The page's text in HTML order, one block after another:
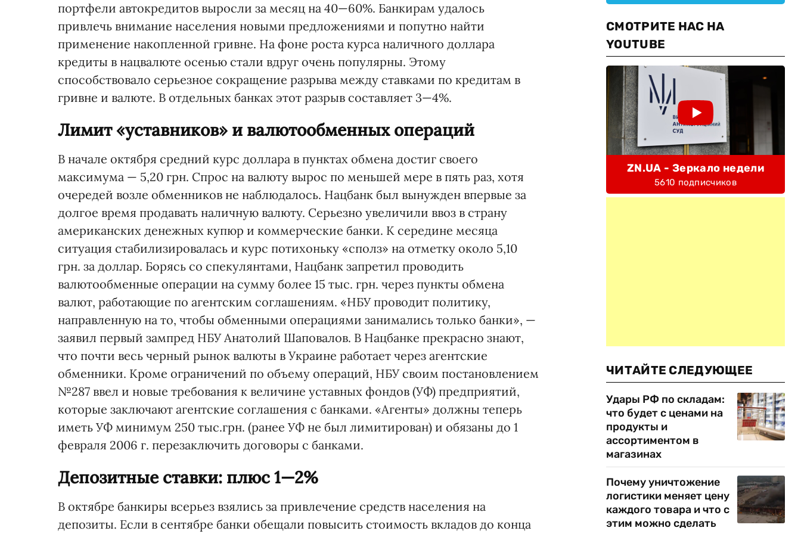
портфели автокредитов выросли за месяц на 40—60%. Банкирам удалось
привлечь внимание населения новыми предложениями и попутно найти
применение накопленной гривне. На фоне роста курса наличного доллара
кредиты в нацвалюте осенью стали вдруг очень популярны. Этому
способствовало серьезное сокращение разрыва между ставками по кредитам в
гривне и валюте. В отдельных банках этот разрыв составляет 3—4%.
Лимит «уставников» и валютообменных операций
В начале октября средний курс доллара в пунктах обмена достиг своего
максимума — 5,20 грн. Спрос на валюту вырос по меньшей мере в пять раз, хотя
очередей возле обменников не наблюдалось. Нацбанк был вынужден впервые за
долгое время продавать наличную валюту. Серьезно увеличили ввоз в страну
американских денежных купюр и коммерческие банки. К середине месяца
ситуация стабилизировалась и курс потихоньку «сполз» на отметку около 5,10
грн. за доллар. Борясь со спекулянтами, Нацбанк запретил проводить
валютообменные операции на сумму более 15 тыс. грн. через пункты обмена
валют, работающие по агентским соглашениям. «НБУ проводит политику,
направленную на то, чтобы обменными операциями занимались только банки», —
заявил первый зампред НБУ Анатолий Шаповалов. В Нацбанке прекрасно знают,
что почти весь черный рынок валюты в Украине работает через агентские
обменники. Кроме ограничений по объему операций, НБУ своим постановлением
№287 ввел и новые требования к величине уставных фондов (УФ) предприятий,
которые заключают агентские соглашения с банками. «Агенты» должны теперь
иметь УФ минимум 250 тыс.грн. (ранее УФ не был лимитирован) и обязаны до 1
февраля 2006 г. перезаключить договоры с банками.
Депозитные ставки: плюс 1—2%
В октябре банкиры всерьез взялись за привлечение средств населения на
депозиты. Если в сентябре банки обещали повысить стоимость вкладов до конца
СМОТРИТЕ НАС НА
YOUTUBE
ZN.UA - Зеркало недели
5610 подписчиков
ЧИТАЙТЕ СЛЕДУЮЩЕЕ
Удары РФ по складам:
что будет с ценами на
продукты и
ассортиментом в
магазинах
Почему уничтожение
логистики меняет цену
каждого товара и что с
этим можно сделать